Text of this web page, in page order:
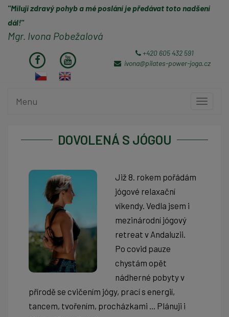
"Miluji zdravý pohyb a mé poslání je předávat toto nadšení
dál!"
Mgr. Ivona Pobežalová
+420 605 432 591
ivona@pilates-power-joga.cz
Toggle
Menu
DOVOLENÁ S JÓGOU
Již 8. rokem pořádám
jógové relaxační
víkendy. Vedla jsem i
mezinárodní jógový
retreat v Andaluzii.
Po covid pauze
chystám opět
nádherné pobyty v
přírodě se cvičením jógy, prací s energií,
tancem, tvořením, procházkami ... Plánuji i